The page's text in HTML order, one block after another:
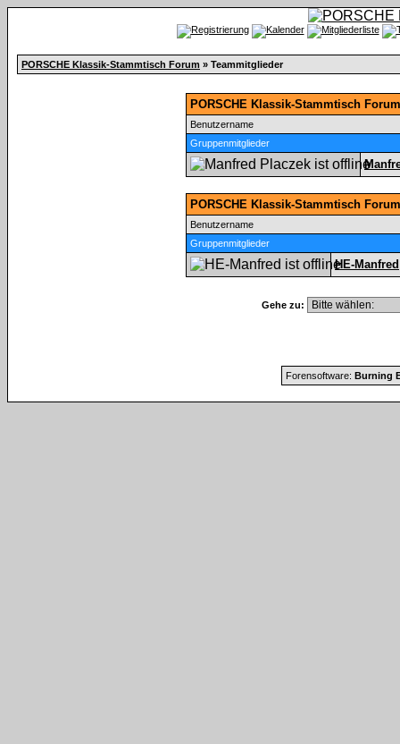
PORSCHE Klassik-Stammtisch Forum » Teammitglieder
PORSCHE Klassik-Stammtisch
Benutzername
Gruppenmitglieder
PORSCHE Klassik-Stammtisch
Benutzername
Gruppenmitglieder
HE-Manfred
Gehe zu:
Forensoftware: Burning